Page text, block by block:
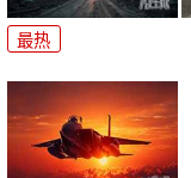
最热